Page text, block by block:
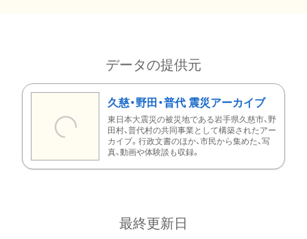
データの提供元
久慈・野田・普代 震災アーカイブ
東日本大震災の被災地である岩手県久慈市、野
田村、普代村の共同事業として構築されたアー
カイブ。行政文書のほか、市民から集めた、写
真、動画や体験談も収録。
最終更新日